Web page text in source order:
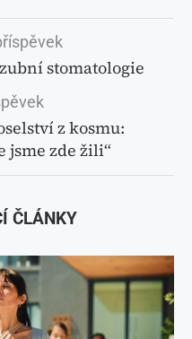
stomatologie
z kosmu:
jsme zde žili“
ČLÁNKY